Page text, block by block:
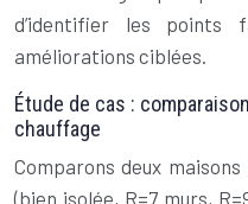
d’identifier les points
améliorations ciblées.
Étude de cas :
chauffage
Comparons deux
(bien isolée, R=7 murs,